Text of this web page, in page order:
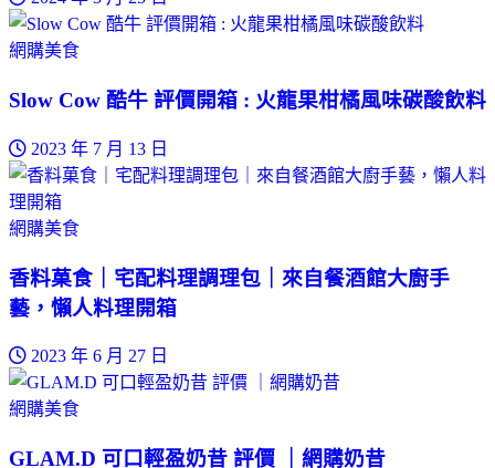
網購美食
Slow Cow 酷牛 評價開箱 : 火龍果柑橘風味碳酸飲料
2023 年 7 月 13 日
網購美食
香料菓食｜宅配料理調理包｜來自餐酒館大廚手
藝，懶人料理開箱
2023 年 6 月 27 日
網購美食
GLAM.D 可口輕盈奶昔 評價 ｜網購奶昔